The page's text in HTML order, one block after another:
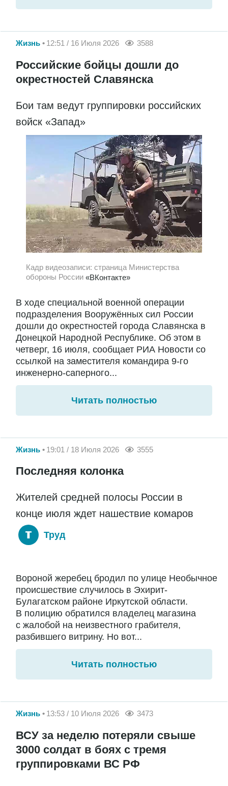
Жизнь 12:51 / 16 Июля 2026 3588
Российские бойцы дошли до
окрестностей Славянска
Бои там ведут группировки российских
войск «Запад»
Кадр видеозаписи: страница Министерства
обороны России «ВКонтакте»
В ходе специальной военной операции
подразделения Вооружённых сил России
дошли до окрестностей города Славянска в
Донецкой Народной Республике. Об этом в
четверг, 16 июля, сообщает РИА Новости со
ссылкой на заместителя командира 9-го
инженерно-саперного...
Читать полностью
Жизнь 19:01 / 18 Июля 2026 3555
Последняя колонка
Жителей средней полосы России в
конце июля ждет нашествие комаров
Труд
Вороной жеребец бродил по улице Необычное
происшествие случилось в Эхирит-
Булагатском районе Иркутской области.
В полицию обратился владелец магазина
с жалобой на неизвестного грабителя,
разбившего витрину. Но вот...
Читать полностью
Жизнь 13:53 / 10 Июля 2026 3473
ВСУ за неделю потеряли свыше
3000 солдат в боях с тремя
группировками ВС РФ